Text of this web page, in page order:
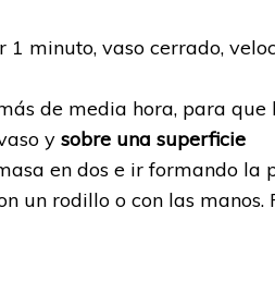
minuto, vaso cerrado,
de media hora, para que
y sobre una superficie
en dos e ir formando la
un rodillo o con las manos.